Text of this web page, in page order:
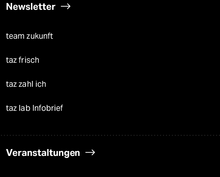
Newsletter
team zukunft
taz frisch
taz zahl ich
taz lab Infobrief
Veranstaltungen